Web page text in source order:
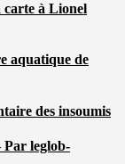
carte à Lionel
aquatique de
des insoumis
Par leglob-